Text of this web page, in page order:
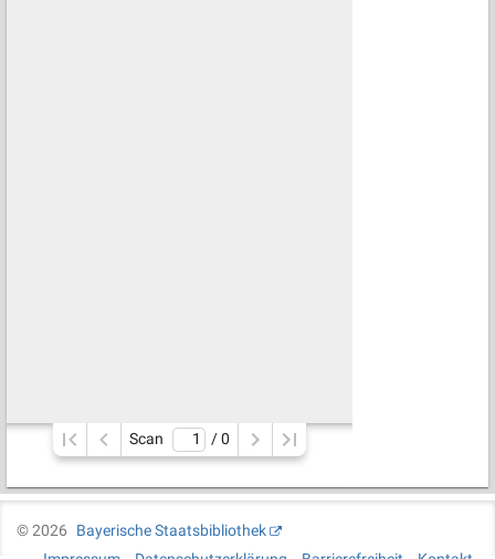
Scan / 0
©2026
Bayerische Staatsbibliothek